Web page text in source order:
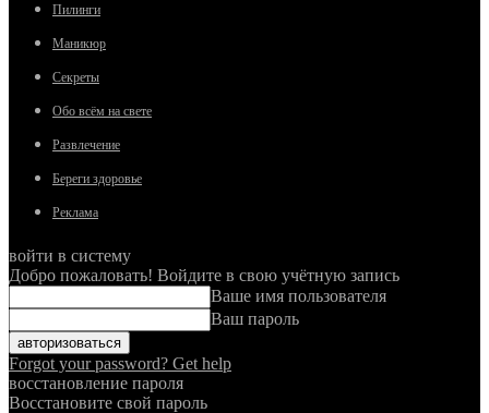
Пилинги
Маникюр
Секреты
Обо всём на свете
Развлечение
Береги здоровье
Реклама
войти в систему
Добро пожаловать! Войдите в свою учётную запись
Ваше имя пользователя
Ваш пароль
Forgot your password? Get help
восстановление пароля
Восстановите свой пароль